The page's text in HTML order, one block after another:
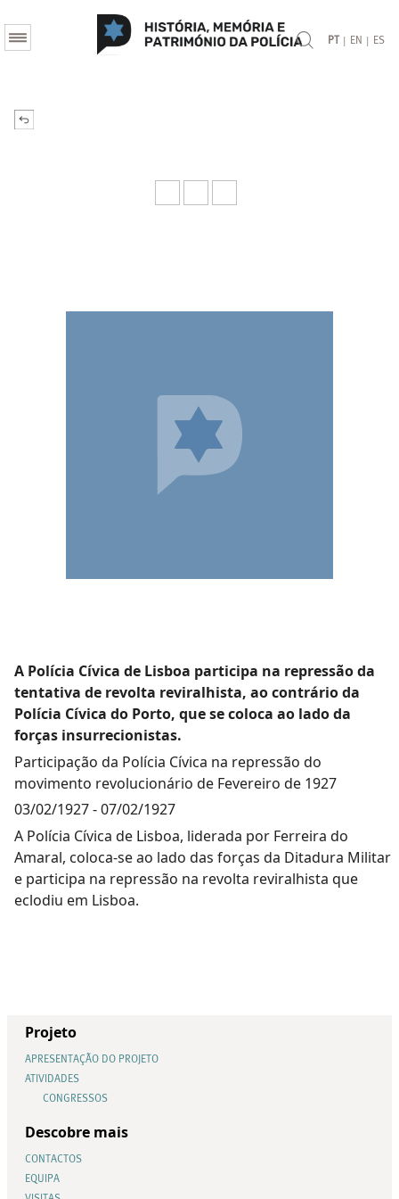
PT | EN | ES
A Polícia Cívica de Lisboa participa na repressão da
tentativa de revolta reviralhista, ao contrário da
Polícia Cívica do Porto, que se coloca ao lado da
forças insurrecionistas.
Participação da Polícia Cívica na repressão do
movimento revolucionário de Fevereiro de 1927
03/02/1927-07/02/1927
A Polícia Cívica de Lisboa, liderada por Ferreira do
Amaral, coloca-se ao lado das forças da Ditadura Militar
e participa na repressão na revolta reviralhista que
eclodiu em Lisboa.
Projeto
APRESENTAÇÃO DO PROJETO
ATIVIDADES
CONGRESSOS
Descobre mais
CONTACTOS
EQUIPA